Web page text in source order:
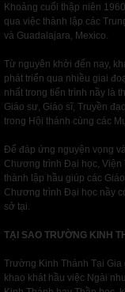
Khoảng cuối thập niên
qua việc thành lập các
và Guadalajara, Mexico.
Từ nguyên khởi đến nay,
phát triển qua nhiều giai
nhất trong tiến trình nầy là
Giáo sư, Giáo sĩ, Truyền
trong Hội thánh cùng các
Để đáp ứng nguyện vọng
Chương trình Đại học, Viện
thành lập hầu giúp các
Chương trình Đại học nầy
sở tại.
TẠI SAO TRƯỜNG KINH
Trường Kinh Thánh Tại
khao khát hầu việc Ngài